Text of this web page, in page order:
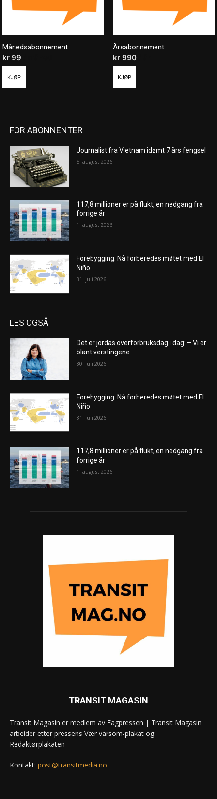
Månedsabonnement
kr 99
KJØP
Årsabonnement
kr990
KJØP
FOR ABONNENTER
Journalist fra Vietnam idømt 7 års fengsel
5. august 2026
117,8 millioner er på flukt, en nedgang fra
forrige år
1. august 2026
Forebygging: Nå forberedes møtet med El
Niño
31. juli 2026
LES OGSÅ
Det er jordas overforbruksdag i dag: – Vi er
blant verstingene
30. juli 2026
Forebygging: Nå forberedes møtet med El
Niño
31. juli 2026
117,8 millioner er på flukt, en nedgang fra
forrige år
1. august 2026
TRANSIT MAGASIN
Transit Magasin er medlem av Fagpressen | Transit Magasin
arbeider etter pressens Vær varsom-plakat og
Redaktørplakaten
Kontakt: post@transitmedia.no